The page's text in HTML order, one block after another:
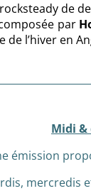
de de
par
de l’hiver en
Midi &
émission
mercredis